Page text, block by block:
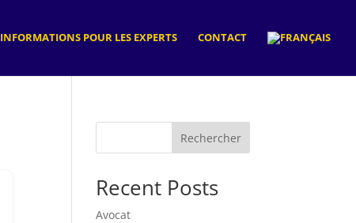
INFORMATIONS POUR LES EXPERTS CONTACT
Rechercher
Recent Posts
Avocat